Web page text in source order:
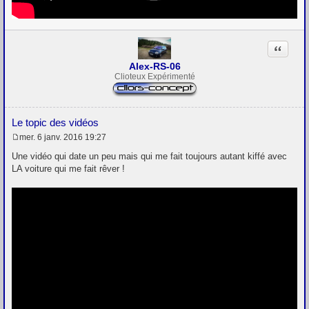
Alex-RS-06
Clioteux Expérimenté
Le topic des vidéos
Citation
e
s
s
mer. 6 janv. 2016 19:27
Une vidéo qui date un peu mais qui me fait toujours autant kiffé avec
LA voiture qui me fait rêver !